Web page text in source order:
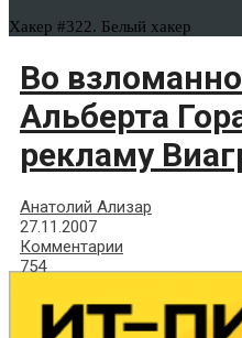
Хакер #322. Белый хакер
Во
Альберта
рекламу
Анатолий Ализар
27.11.2007
Комментарии
754